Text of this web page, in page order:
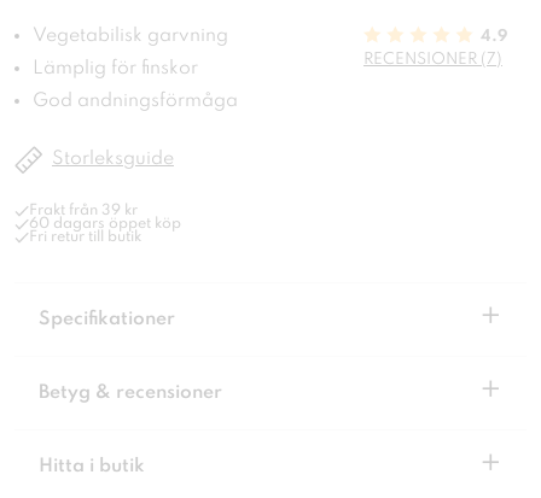
Vegetabilisk garvning
Lämplig för finskor
God andningsförmåga
4.9
RECENSIONER (7)
Storleksguide
Frakt från 39 kr
60 dagars öppet köp
Fri retur till butik
Specifikationer +
Betyg & recensioner +
Hitta i butik +